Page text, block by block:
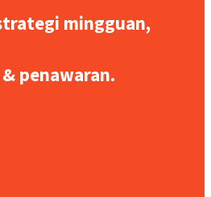
mingguan,
penawaran.